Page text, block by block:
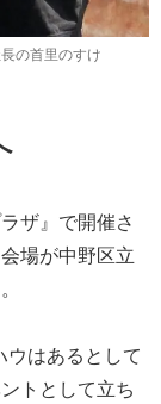
の首里のすけ
ザ』で開催さ
場が中野区立
はあるとして
トとして立ち